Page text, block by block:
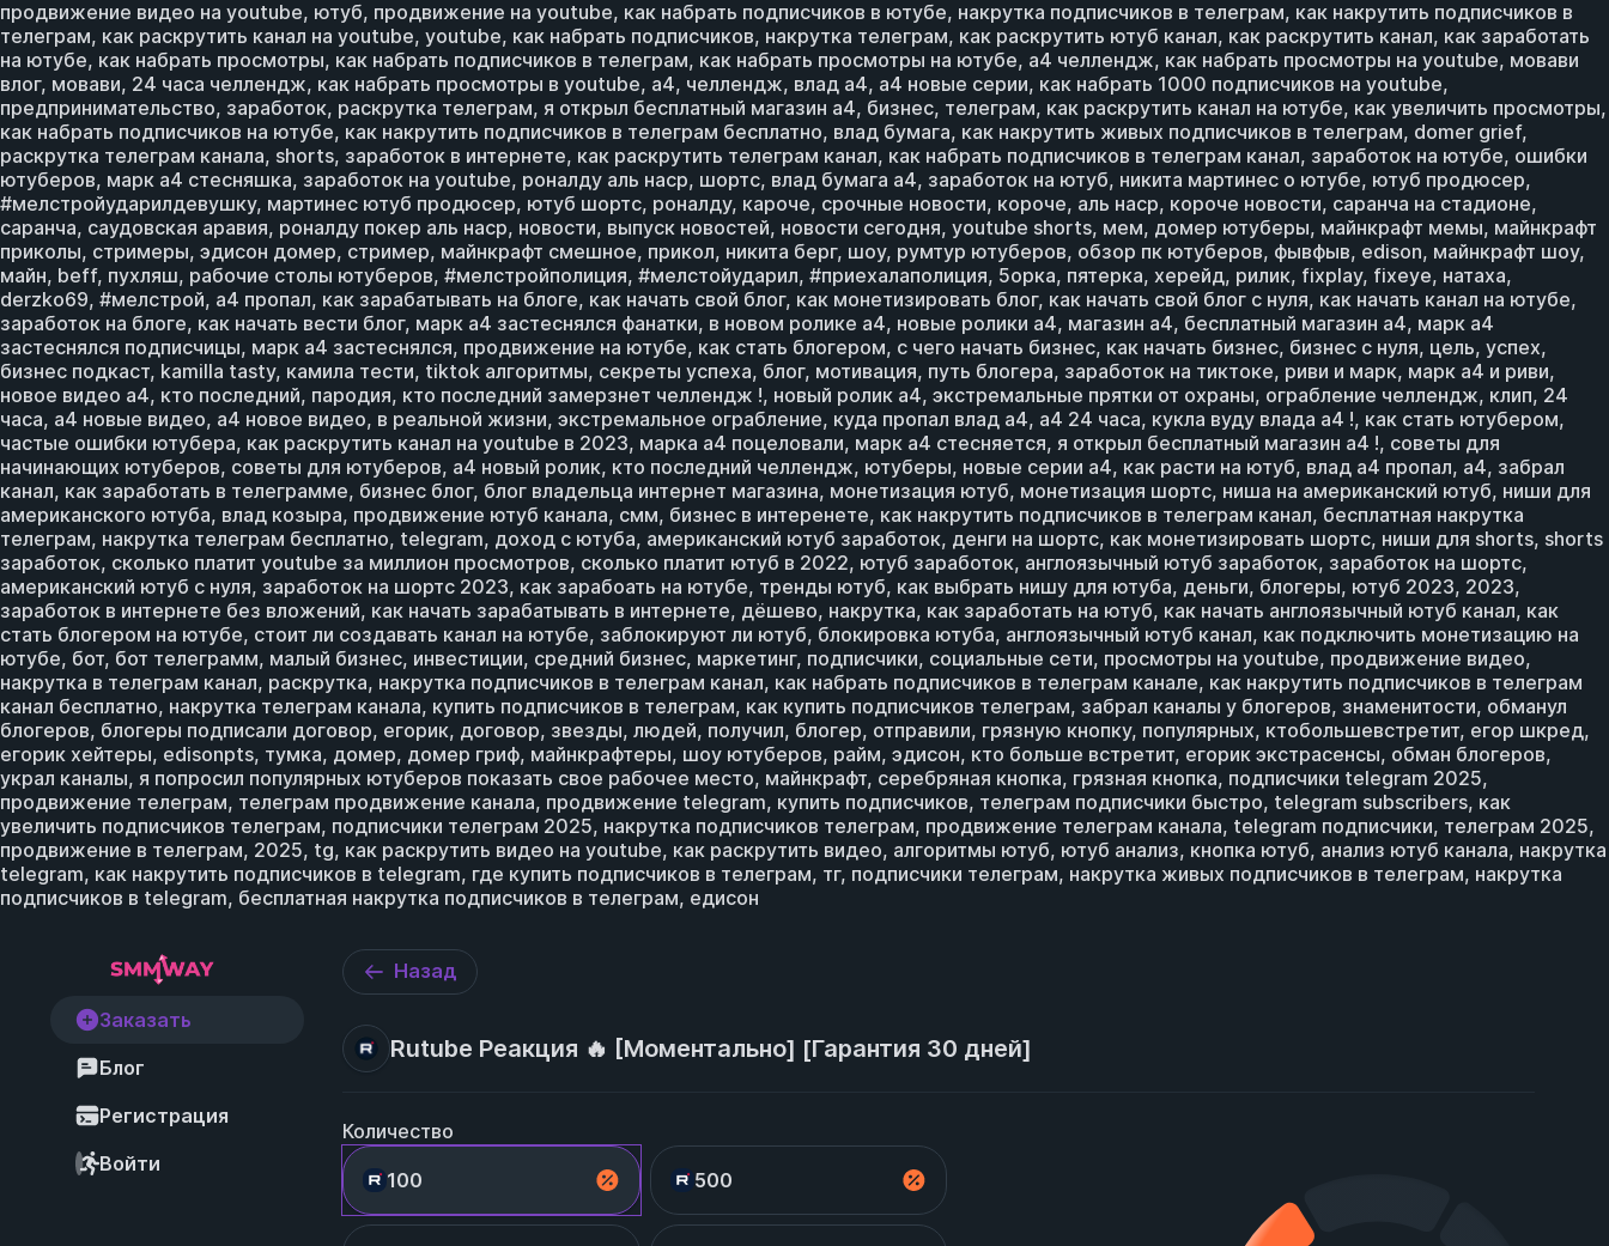
продвижение видео на youtube, ютуб, продвижение на youtube, как набрать подписчиков в ютубе, накрутка подписчиков в телеграм, как накрутить подписчиков в
телеграм, как раскрутить канал на youtube, youtube, как набрать подписчиков, накрутка телеграм, как раскрутить ютуб канал, как раскрутить канал, как заработать
на ютубе, как набрать просмотры, как набрать подписчиков в телеграм, как набрать просмотры на ютубе, а4 челлендж, как набрать просмотры на youtube, мовави
влог, мовави, 24 часа челлендж, как набрать просмотры в youtube, а4, челлендж, влад а4, а4 новые серии, как набрать 1000 подписчиков на youtube,
предпринимательство, заработок, раскрутка телеграм, я открыл бесплатный магазин а4, бизнес, телеграм, как раскрутить канал на ютубе, как увеличить просмотры,
как набрать подписчиков на ютубе, как накрутить подписчиков в телеграм бесплатно, влад бумага, как накрутить живых подписчиков в телеграм, domer grief,
раскрутка телеграм канала, shorts, заработок в интернете, как раскрутить телеграм канал, как набрать подписчиков в телеграм канал, заработок на ютубе, ошибки
ютуберов, марк а4 стесняшка, заработок на youtube, роналду аль наср, шортс, влад бумага а4, заработок на ютуб, никита мартинес о ютубе, ютуб продюсер,
#мелстройударилдевушку, мартинес ютуб продюсер, ютуб шортс, роналду, кароче, срочные новости, короче, аль наср, короче новости, саранча на стадионе,
саранча, саудовская аравия, роналду покер аль наср, новости, выпуск новостей, новости сегодня, youtube shorts, мем, домер ютуберы, майнкрафт мемы, майнкрафт
приколы, стримеры, эдисон домер, стример, майнкрафт смешное, прикол, никита берг, шоу, румтур ютуберов, обзор пк ютуберов, фывфыв, edison, майнкрафт шоу,
майн, beff, пухляш, рабочие столы ютуберов, #мелстройполиция, #мелстойударил, #приехалаполиция, 5орка, пятерка, херейд, рилик, fixplay, fixeye, натаха,
derzko69, #мелстрой, а4 пропал, как зарабатывать на блоге, как начать свой блог, как монетизировать блог, как начать свой блог с нуля, как начать канал на ютубе,
заработок на блоге, как начать вести блог, марк а4 застеснялся фанатки, в новом ролике а4, новые ролики а4, магазин а4, бесплатный магазин а4, марк а4
застеснялся подписчицы, марк а4 застеснялся, продвижение на ютубе, как стать блогером, с чего начать бизнес, как начать бизнес, бизнес с нуля, цель, успех,
бизнес подкаст, kamilla tasty, камила тести, tiktok алгоритмы, секреты успеха, блог, мотивация, путь блогера, заработок на тиктоке, риви и марк, марк а4 и риви,
новое видео а4, кто последний, пародия, кто последний замерзнет челлендж !, новый ролик а4, экстремальные прятки от охраны, ограбление челлендж, клип, 24
часа, а4 новые видео, а4 новое видео, в реальной жизни, экстремальное ограбление, куда пропал влад а4, а4 24 часа, кукла вуду влада а4 !, как стать ютубером,
частые ошибки ютубера, как раскрутить канал на youtube в 2023, марка а4 поцеловали, марк а4 стесняется, я открыл бесплатный магазин а4 !, советы для
начинающих ютуберов, советы для ютуберов, а4 новый ролик, кто последний челлендж, ютуберы, новые серии а4, как расти на ютуб, влад а4 пропал, a4, забрал
канал, как заработать в телеграмме, бизнес блог, блог владельца интернет магазина, монетизация ютуб, монетизация шортс, ниша на американский ютуб, ниши для
американского ютуба, влад козыра, продвижение ютуб канала, смм, бизнес в интеренете, как накрутить подписчиков в телеграм канал, бесплатная накрутка
телеграм, накрутка телеграм бесплатно, telegram, доход с ютуба, американский ютуб заработок, денги на шортс, как монетизировать шортс, ниши для shorts, shorts
заработок, сколько платит youtube за миллион просмотров, сколько платит ютуб в 2022, ютуб заработок, англоязычный ютуб заработок, заработок на шортс,
американский ютуб с нуля, заработок на шортс 2023, как зарабоать на ютубе, тренды ютуб, как выбрать нишу для ютуба, деньги, блогеры, ютуб 2023, 2023,
заработок в интернете без вложений, как начать зарабатывать в интернете, дёшево, накрутка, как заработать на ютуб, как начать англоязычный ютуб канал, как
стать блогером на ютубе, стоит ли создавать канал на ютубе, заблокируют ли ютуб, блокировка ютуба, англоязычный ютуб канал, как подключить монетизацию на
ютубе, бот, бот телеграмм, малый бизнес, инвестиции, средний бизнес, маркетинг, подписчики, социальные сети, просмотры на youtube, продвижение видео,
накрутка в телеграм канал, раскрутка, накрутка подписчиков в телеграм канал, как набрать подписчиков в телеграм канале, как накрутить подписчиков в телеграм
канал бесплатно, накрутка телеграм канала, купить подписчиков в телеграм, как купить подписчиков телеграм, забрал каналы у блогеров, знаменитости, обманул
блогеров, блогеры подписали договор, егорик, договор, звезды, людей, получил, блогер, отправили, грязную кнопку, популярных, ктобольшевстретит, егор шкред,
егорик хейтеры, edisonpts, тумка, домер, домер гриф, майнкрафтеры, шоу ютуберов, райм, эдисон, кто больше встретит, егорик экстрасенсы, обман блогеров,
украл каналы, я попросил популярных ютуберов показать свое рабочее место, майнкрафт, серебряная кнопка, грязная кнопка, подписчики telegram 2025,
продвижение телеграм, телеграм продвижение канала, продвижение telegram, купить подписчиков, телеграм подписчики быстро, telegram subscribers, как
увеличить подписчиков телеграм, подписчики телеграм 2025, накрутка подписчиков телеграм, продвижение телеграм канала, telegram подписчики, телеграм 2025,
продвижение в телеграм, 2025, tg, как раскрутить видео на youtube, как раскрутить видео, алгоритмы ютуб, ютуб анализ, кнопка ютуб, анализ ютуб канала, накрутка
telegram, как накрутить подписчиков в telegram, где купить подписчиков в телеграм, тг, подписчики телеграм, накрутка живых подписчиков в телеграм, накрутка
подписчиков в telegram, бесплатная накрутка подписчиков в телеграм, едисон
Заказать
Блог
Регистрация
Войти
Назад
Rutube Реакция 🔥 [Моментально] [Гарантия 30 дней]
Количество
100 500